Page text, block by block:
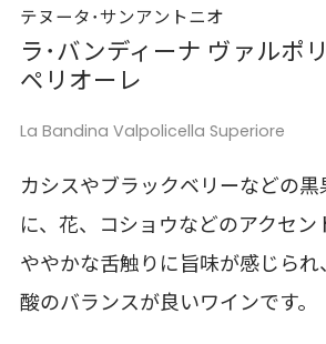
テヌータ･サンアントニオ
ラ･バンディーナ ヴァルポ
ペリオーレ
La Bandina Valpolicella Superiore
カシスやブラックベリーなどの
に、花、コショウなどのアクセ
ややかな舌触りに旨味が感じられ
酸のバランスが良いワインです。